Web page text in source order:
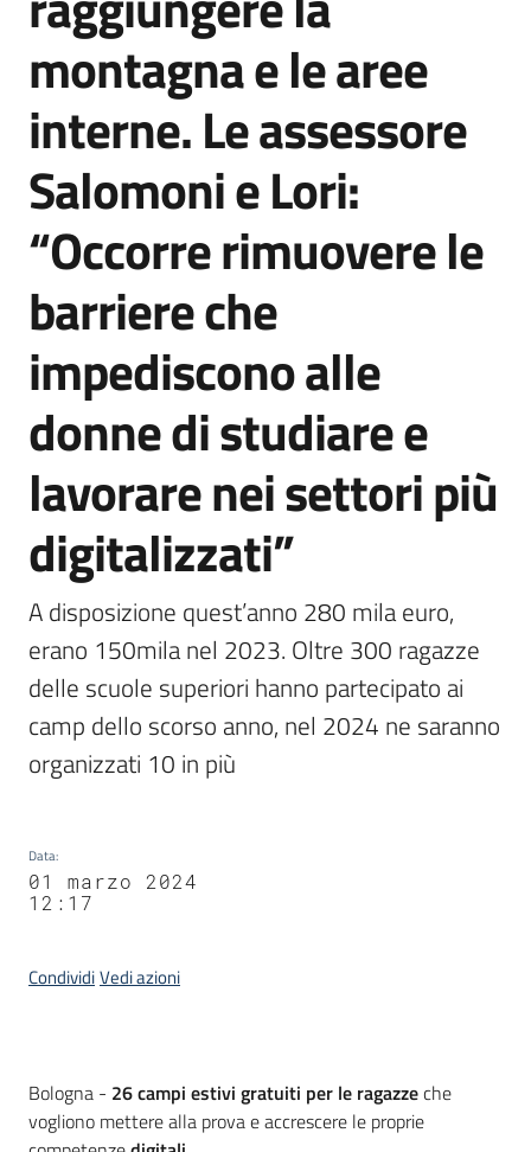
montagna e le aree
interne. Le assessore
Salomoni e Lori:
“Occorre rimuovere le
barriere che
impediscono alle
donne di studiare e
lavorare nei settori più
digitalizzati”
A disposizione quest’anno 280 mila euro,
erano 150mila nel 2023. Oltre 300 ragazze
delle scuole superiori hanno partecipato ai
camp dello scorso anno, nel 2024 ne saranno
organizzati 10 in più
Data:
01 marzo 2024
12:17
CondividiVedi azioni
Contenuto
Bologna - 26 campi estivi gratuiti per le ragazzeche
vogliono mettere alla prova e accrescere le proprie